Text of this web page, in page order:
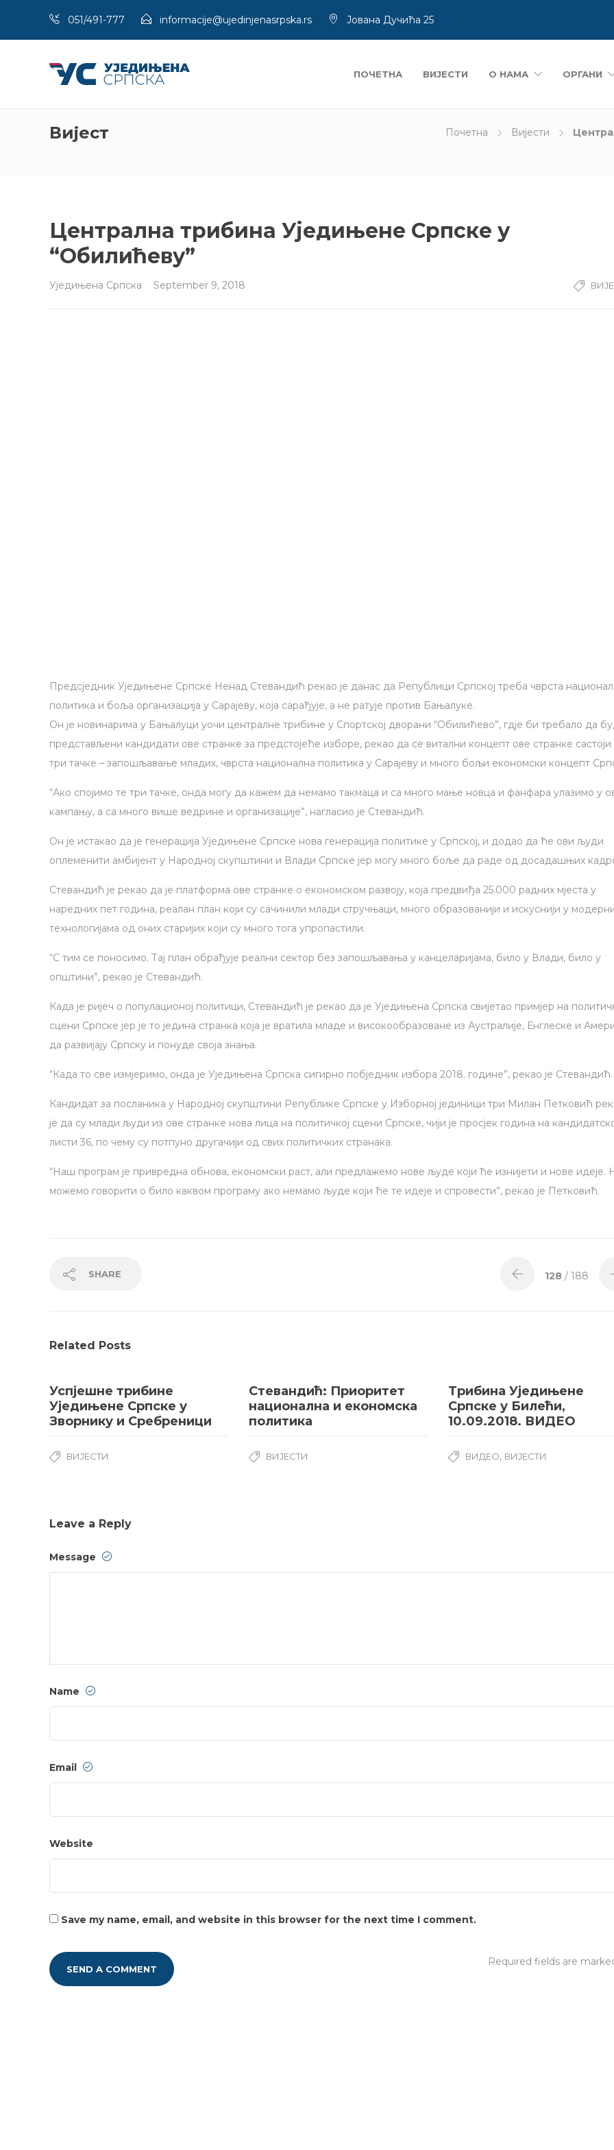
051/491-777 informacije@ujedinjenasrpska.rs Јована Дучића 25
ПОЧЕТНА ВИЈЕСТИ О НАМА ОРГАНИ
Вијест Почетна Вијести
Централна трибина Уједињене Српске у
“Обилићеву”
Уједињена Српска September 9, 2018
Предсједник Уједињене Српске Ненад Стевандић рекао је данас да Републици Српској треба чврста
политика и боља организација у Сарајеву, која сарађује, а не ратује против Бањалуке.
Он је новинарима у Бањалуци уочи централне трибине у Спортској дворани “Обилићево”, гдје би требало да
представљени кандидати ове странке за предстојеће изборе, рекао да се витални концепт ове странке
три тачке – запошљавање младих, чврста национална политика у Сарајеву и много бољи економски концепт
“Ако спојимо те три тачке, онда могу да кажем да немамо такмаца и са много мање новца и фанфара улазимо у
кампању, а са много више ведрине и организације”, нагласио је Стевандић.
Он је истакао да је генерација Уједињене Српске нова генерација политике у Српској, и додао да ће ови људи
оплеменити амбијент у Народној скупштини и Влади Српске јер могу много боље да раде од досадашњих
Стевандић је рекао да је платформа ове странке о економском развоју, која предвиђа 25.000 радних мјеста у
наредних пет година, реалан план који су сачинили млади стручњаци, много образованији и искуснији у
технологијама од оних старијих који су много тога упропастили.
“С тим се поносимо. Тај план обрађује реални сектор без запошљавања у канцеларијама, било у Влади, било у
општини”, рекао је Стевандић.
Када је ријеч о популационој политици, Стевандић је рекао да је Уједињена Српска свијетао примјер на
сцени Српске јер је то једина странка која је вратила младе и високообразоване из Аустралије, Енглеске и
да развијају Српску и понуде своја знања.
“Када то све измјеримо, онда је Уједињена Српска сигирно побједник избора 2018. године”, рекао је Стевандић.
Кандидат за посланика у Народној скупштини Републике Српске у Изборној јединици три Милан Петковић
је да су млади људи из ове странке нова лица на политичкој сцени Српске, чији је просјек година на
листи 36, по чему су потпуно другачији од свих политичких странака.
“Наш програм је привредна обнова, економски раст, али предлажемо нове људе који ће изнијети и нове идеје.
можемо говорити о било каквом програму ако немамо људе који ће те идеје и спровести”, рекао је Петковић.
SHARE 128 / 188
Related Posts
Успјешне трибине
Уједињене Српске у
Зворнику и Сребреници
ВИЈЕСТИ
Стевандић: Приоритет
национална и економска
политика
ВИЈЕСТИ
Трибина Уједињене
Српске у Билећи,
10.09.2018. ВИДЕО
ВИДЕО, ВИЈЕСТИ
Leave a Reply
Message
Name
Email
Website
Save my name, email, and website in this browser for the next time I comment.
Required fields are